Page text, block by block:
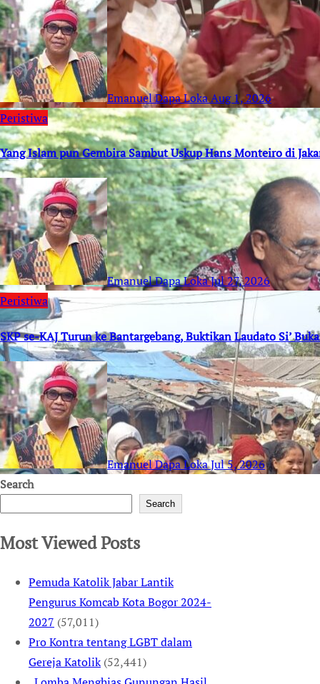
Emanuel Dapa LokaAug 1, 2026
Peristiwa
Yang Islam pun Gembira Sambut Uskup Hans Monteiro di
Emanuel Dapa LokaJul 27, 2026
Peristiwa
SKP se-KAJ Turun ke Bantargebang, Buktikan Laudato Si’
Emanuel Dapa LokaJul 5, 2026
Search
Search
Most Viewed Posts
Pemuda Katolik Jabar Lantik
Pengurus Komcab Kota Bogor 2024-
2027 (57,011)
Pro Kontra tentang LGBT dalam
Gereja Katolik (52,441)